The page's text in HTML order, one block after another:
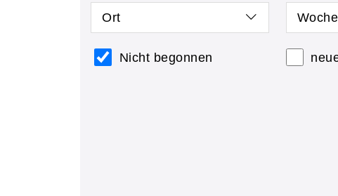
Ort
Nicht begonnen